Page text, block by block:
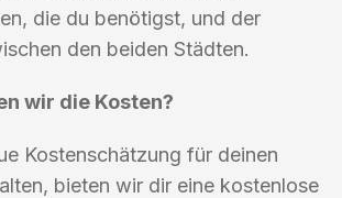
die du benötigst, und der
den beiden Städten.
wir die Kosten?
Kostenschätzung für deinen
bieten wir dir eine kostenlose